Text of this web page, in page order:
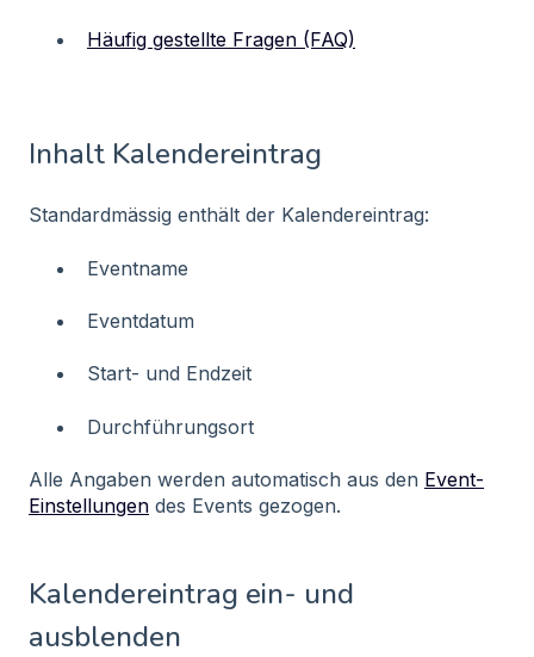
Häufig gestellte Fragen (FAQ)
Inhalt Kalendereintrag
Standardmässig enthält der Kalendereintrag:
Eventname
Eventdatum
Start- und Endzeit
Durchführungsort
Alle Angaben werden automatisch aus den Event-
Einstellungen des Events gezogen.
Kalendereintrag ein- und
ausblenden